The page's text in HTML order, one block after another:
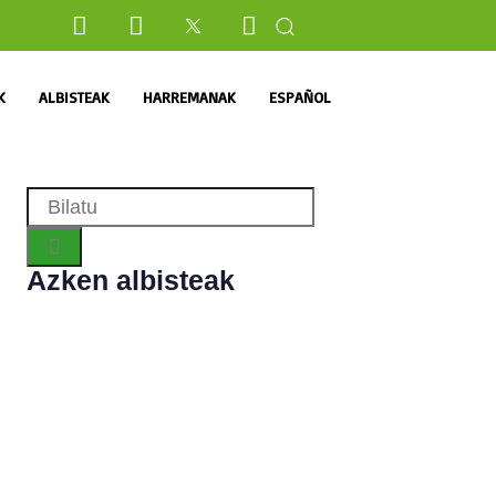
ALBISTEAK HARREMANAK ESPAÑOL
Azken albisteak